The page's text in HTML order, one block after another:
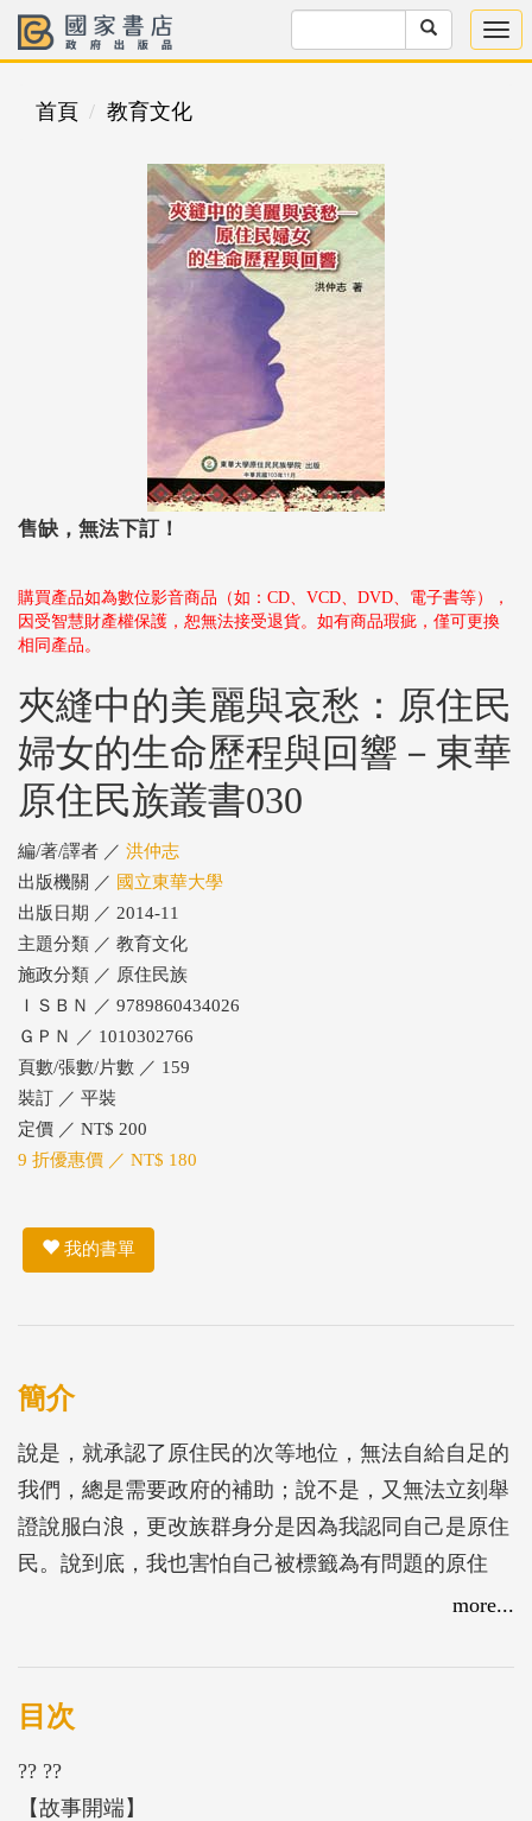
首頁 教育文化
售缺，無法下訂！
購買產品如為數位影音商品（如：CD、VCD、DVD、電子書等），
因受智慧財產權保護，恕無法接受退貨。如有商品瑕疵，僅可更換
相同產品。
夾縫中的美麗與哀愁：原住民
婦女的生命歷程與回響－東華
原住民族叢書030
編/著/譯者 ／ 洪仲志
出版機關 ／ 國立東華大學
出版日期 ／ 2014-11
主題分類 ／ 教育文化
施政分類 ／ 原住民族
ＩＳＢＮ ／ 9789860434026
ＧＰＮ ／ 1010302766
頁數/張數/片數 ／ 159
裝訂 ／ 平裝
定價 ／ NT$ 200
9 折優惠價 ／ NT$ 180
我的書單
簡介
說是，就承認了原住民的次等地位，無法自給自足的
我們，總是需要政府的補助；說不是，又無法立刻舉
證說服白浪，更改族群身分是因為我認同自己是原住
民。說到底，我也害怕自己被標籤為有問題的原住
民。就像政府報告 中說：「原住民兒少、婦女暨家
孕、女性單親家庭就業與家庭照顧困境，以及家庭暴
力等」。一邊拿放大鏡來看這些同時也發生在白浪身
分懊惱。
more...
目次
?? ??
【故事開端】